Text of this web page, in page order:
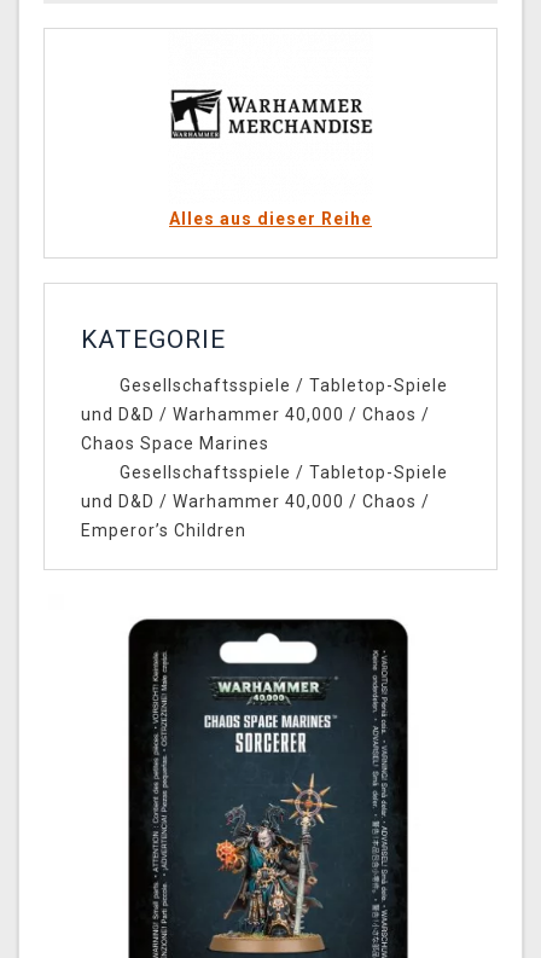
Alles aus dieser Reihe
KATEGORIE
Gesellschaftsspiele / Tabletop-Spiele
und D&D / Warhammer 40,000 / Chaos /
Chaos Space Marines
Gesellschaftsspiele / Tabletop-Spiele
und D&D / Warhammer 40,000 / Chaos /
Emperor’s Children